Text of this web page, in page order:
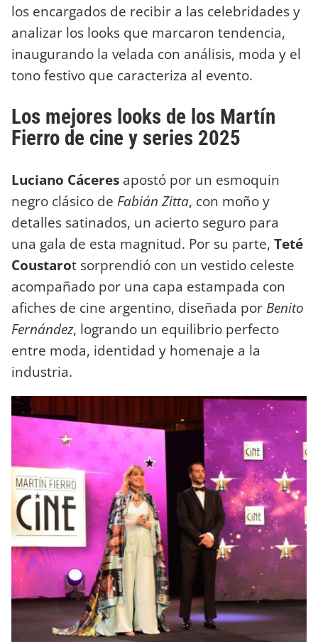
los encargados de recibir a las celebridades y
analizar los looks que marcaron tendencia,
inaugurando la velada con análisis, moda y el
tono festivo que caracteriza al evento.
Los mejores looks de los Martín
Fierro de cine y series 2025
Luciano Cáceres apostó por un esmoquin
negro clásico de Fabián Zitta, con moño y
detalles satinados, un acierto seguro para
una gala de esta magnitud. Por su parte, Teté
Coustarot sorprendió con un vestido celeste
acompañado por una capa estampada con
afiches de cine argentino, diseñada por Benito
Fernández, logrando un equilibrio perfecto
entre moda, identidad y homenaje a la
industria.